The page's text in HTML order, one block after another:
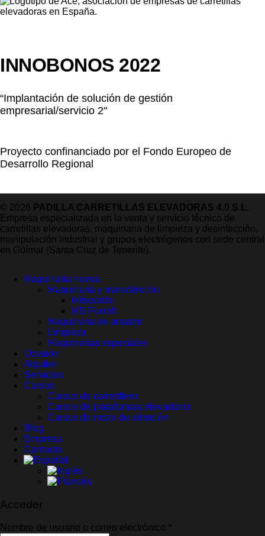
INNOBONOS 2022
“Implantación de solución de gestión
empresarial/servicio 2"
Proyecto confinanciado por el Fondo Europeo de
Desarrollo Regional
© 2026 PADILLA CARRETILLAS ELEVADORAS 4.0 S.L.
Empresa especializada en la venta y servicio técnico de
carretillas elevadoras, maquinaria de limpieza y desinfección,
manipulación industrial y grupos electrógenos con sede central
en Güímar (Santa Cruz de Tenerife).
Maquinaria nueva
Maquinaria y manutención
Mitsubishi
MB Forklift
Maquinaria de arrastre
Limpieza
Maquinarias especiales
Ocasión
Alquiler
Servicios
Cursos
Cursos de carretillero
Cursos de plataformas elevadoras
Cursos de mozo de almacén
Blog
Empresa
Contacto
Acceder
Nombre de usuario o correo electrónico *